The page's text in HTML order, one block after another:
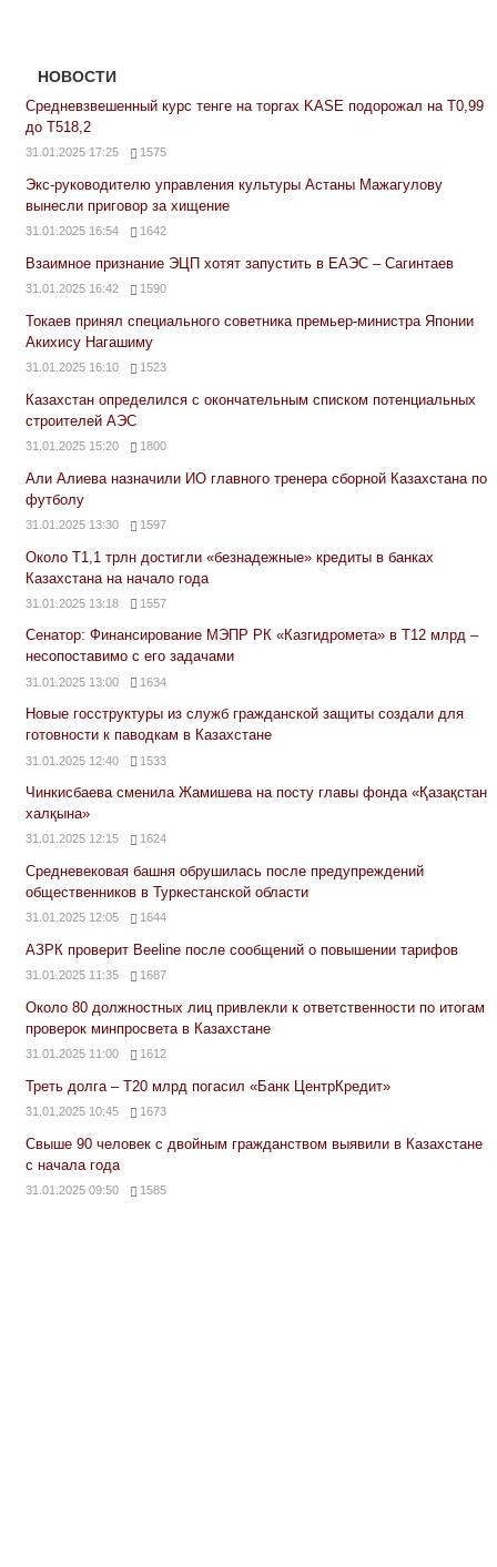
НОВОСТИ
Средневзвешенный курс тенге на торгах KASE подорожал на Т0,99
до Т518,2
31.01.2025 17:25 1575
Экс-руководителю управления культуры Астаны Мажагулову
вынесли приговор за хищение
31.01.2025 16:54 1642
Взаимное признание ЭЦП хотят запустить в ЕАЭС – Сагинтаев
31.01.2025 16:42 1590
Токаев принял специального советника премьер-министра Японии
Акихису Нагашиму
31.01.2025 16:10 1523
Казахстан определился с окончательным списком потенциальных
строителей АЭС
31.01.2025 15:20 1800
Али Алиева назначили ИО главного тренера сборной Казахстана по
футболу
31.01.2025 13:30 1597
Около Т1,1 трлн достигли «безнадежные» кредиты в банках
Казахстана на начало года
31.01.2025 13:18 1557
Сенатор: Финансирование МЭПР РК «Казгидромета» в Т12 млрд –
несопоставимо с его задачами
31.01.2025 13:00 1634
Новые госструктуры из служб гражданской защиты создали для
готовности к паводкам в Казахстане
31.01.2025 12:40 1533
Чинкисбаева сменила Жамишева на посту главы фонда «Қазақстан
халқына»
31.01.2025 12:15 1624
Средневековая башня обрушилась после предупреждений
общественников в Туркестанской области
31.01.2025 12:05 1644
АЗРК проверит Beeline после сообщений о повышении тарифов
31.01.2025 11:35 1687
Около 80 должностных лиц привлекли к ответственности по итогам
проверок минпросвета в Казахстане
31.01.2025 11:00 1612
Треть долга – Т20 млрд погасил «Банк ЦентрКредит»
31.01.2025 10:45 1673
Свыше 90 человек с двойным гражданством выявили в Казахстане
с начала года
31.01.2025 09:50 1585